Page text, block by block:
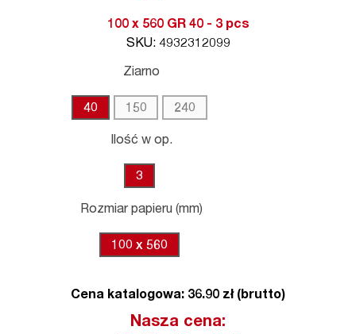
100 x 560 GR 40 - 3 pcs
SKU: 4932312099
Ziarno
40 150 240
Ilość w op.
3
Rozmiar papieru (mm)
100 x 560
Cena katalogowa: 36.90 zł (brutto)
Nasza cena: